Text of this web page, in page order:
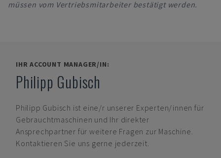
müssen vom Vertriebsmitarbeiter bestätigt werden.
IHR ACCOUNT MANAGER/IN:
Philipp Gubisch
Philipp Gubisch ist eine/r unserer Experten/innen für
Gebrauchtmaschinen und Ihr direkter
Ansprechpartner für weitere Fragen zur Maschine.
Kontaktieren Sie uns gerne jederzeit.